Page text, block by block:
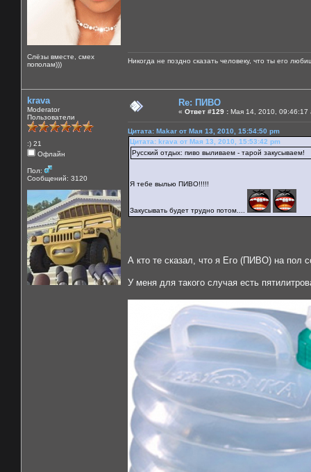
Слёзы вместе, смех
пополам)))
Никогда не поздно сказать человеку, что ты его
krava
Moderator
Пользователи
:) 21
Офлайн
Пол:
Сообщений: 3120
Re: ПИВО
« Ответ #129 : Мая 14, 2010, 09:46:17
Цитата: Makar от Мая 13, 2010, 15:54:50 pm
Цитата: krava от Мая 13, 2010, 15:53:42 pm
Русский отдых: пиво выливаем - тарой закусываем!
Я тебе вылью ПИВО!!!!!
Закусывать будет трудно потом....
А кто те сказал, что я Его (ПИВО) на пол
У меня для такого случая есть